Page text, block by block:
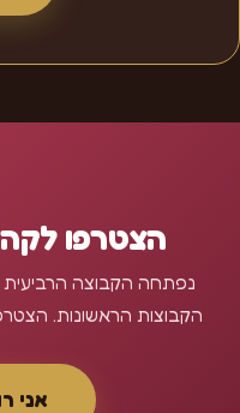
הצטרפו
נפתחה הקבוצה
הקבוצות הראשונות.
אני